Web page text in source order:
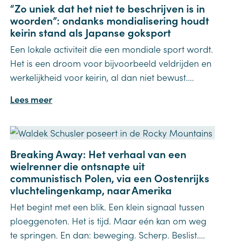
“Zo uniek dat het niet te beschrijven is in
woorden”: ondanks mondialisering houdt
keirin stand als Japanse goksport
Een lokale activiteit die een mondiale sport wordt.
Het is een droom voor bijvoorbeeld veldrijden en
werkelijkheid voor keirin, al dan niet bewust....
Lees meer
Breaking Away: Het verhaal van een
wielrenner die ontsnapte uit
communistisch Polen, via een Oostenrijks
vluchtelingenkamp, naar Amerika
Het begint met een blik. Een klein signaal tussen
ploeggenoten. Het is tijd. Maar eén kan om weg
te springen. En dan: beweging. Scherp. Beslist....